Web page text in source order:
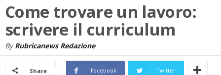
Come trovare un lavoro:
scrivere il curriculum
By Rubricanews Redazione
Share Facebook Twitter